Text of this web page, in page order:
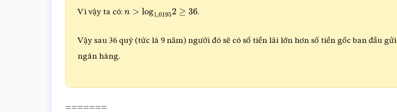
Vì vậy ta có: n>log1,01952≥ 36 .
Vậy sau 36 quý (tức là 9 năm) người đó sẽ có số tiền lãi lớn hơn số tiền gốc ban đầu gửi
ngân hàng.
=======